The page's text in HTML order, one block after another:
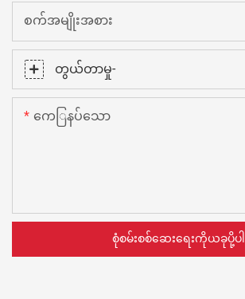
စက်အမျိုးအစား
တွယ်တာမှု-
ကေြနပ်သော
စုံစမ်းစစ်ဆေးရေးကိုယခုပို့ပါ